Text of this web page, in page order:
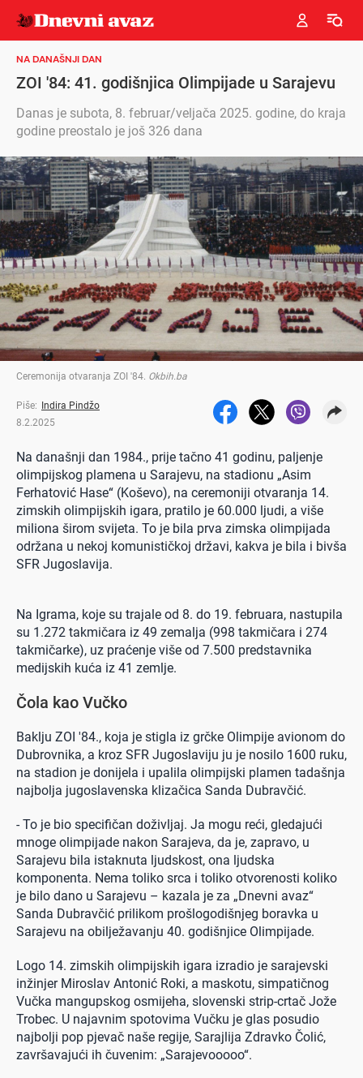
NA DANAŠNJI DAN
ZOI '84: 41. godišnjica Olimpijade u Sarajevu
Danas je subota, 8. februar/veljača 2025. godine, do kraja
godine preostalo je još 326 dana
Ceremonija otvaranja ZOI '84. Okbih.ba
Piše:
Indira Pindžo
8.2.2025
Na današnji dan 1984., prije tačno 41 godinu, paljenje
olimpijskog plamena u Sarajevu, na stadionu „Asim
Ferhatović Hase“ (Koševo), na ceremoniji otvaranja 14.
zimskih olimpijskih igara, pratilo je 60.000 ljudi, a više
miliona širom svijeta. To je bila prva zimska olimpijada
održana u nekoj komunističkoj državi, kakva je bila i bivša
SFR Jugoslavija.
Na Igrama, koje su trajale od 8. do 19. februara, nastupila
su 1.272 takmičara iz 49 zemalja (998 takmičara i 274
takmičarke), uz praćenje više od 7.500 predstavnika
medijskih kuća iz 41 zemlje.
Čola kao Vučko
Baklju ZOI '84., koja je stigla iz grčke Olimpije avionom do
Dubrovnika, a kroz SFR Jugoslaviju ju je nosilo 1600 ruku,
na stadion je donijela i upalila olimpijski plamen tadašnja
najbolja jugoslavenska klizačica Sanda Dubravčić.
- To je bio specifičan doživljaj. Ja mogu reći, gledajući
mnoge olimpijade nakon Sarajeva, da je, zapravo, u
Sarajevu bila istaknuta ljudskost, ona ljudska
komponenta. Nema toliko srca i toliko otvorenosti koliko
je bilo dano u Sarajevu – kazala je za „Dnevni avaz“
Sanda Dubravčić prilikom prošlogodišnjeg boravka u
Sarajevu na obilježavanju 40. godišnjice Olimpijade.
Logo 14. zimskih olimpijskih igara izradio je sarajevski
inžinjer Miroslav Antonić Roki, a maskotu, simpatičnog
Vučka mangupskog osmijeha, slovenski strip-crtač Jože
Trobec. U najavnim spotovima Vučku je glas posudio
najbolji pop pjevač naše regije, Sarajlija Zdravko Čolić,
završavajući ih čuvenim: „Sarajevooooo“.